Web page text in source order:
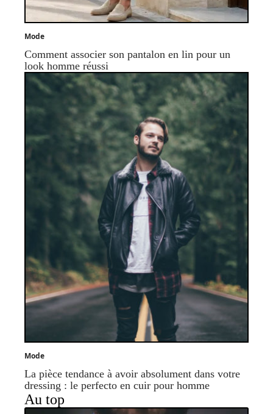
Mode
Comment associer son pantalon en lin pour un
look homme réussi
Mode
La pièce tendance à avoir absolument dans votre
dressing : le perfecto en cuir pour homme
Au top